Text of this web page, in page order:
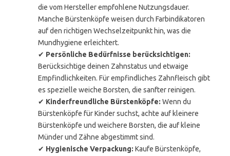
die vom Hersteller empfohlene Nutzungsdauer.
Manche Bürstenköpfe weisen durch Farbindikatoren
auf den richtigen Wechselzeitpunkt hin, was die
Mundhygiene erleichtert.
✔ Persönliche Bedürfnisse berücksichtigen:
Berücksichtige deinen Zahnstatus und etwaige
Empfindlichkeiten. Für empfindliches Zahnfleisch gibt
es spezielle weiche Borsten, die sanfter reinigen.
✔ Kinderfreundliche Bürstenköpfe: Wenn du
Bürstenköpfe für Kinder suchst, achte auf kleinere
Bürstenköpfe und weichere Borsten, die auf kleine
Münder und Zähne abgestimmt sind.
✔ Hygienische Verpackung: Kaufe Bürstenköpfe,